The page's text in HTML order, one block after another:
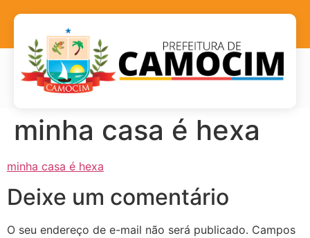
minha casa é hexa
minha casa é hexa
Deixe um comentário
O seu endereço de e-mail não será publicado. Campos